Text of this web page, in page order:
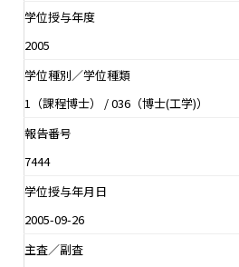
学位授与年度
2005
学位種別／学位種類
1（課程博士） / 036（博士(工学)）
報告番号
7444
学位授与年月日
2005-09-26
主査／副査